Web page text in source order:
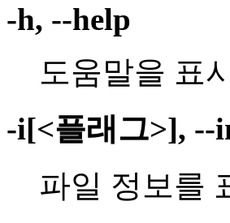
-h, --help
도움말을 표
-i[<플래그>], --
파일 정보를